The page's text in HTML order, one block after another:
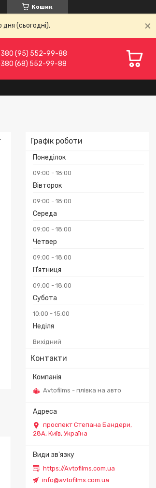
Кошик
(сьогодні).
(95) 552-99-88
(68) 552-99-88
Графік роботи
Понеділок
09:00 18:00
Вівторок
09:00 18:00
Середа
09:00 18:00
Четвер
09:00 18:00
Пʼятниця
09:00 18:00
Субота
10:00 15:00
Неділя
Вихідний
Контакти
Avtofilms - плівка на авто
проспект Степана Бандери,
28А, Київ, Україна
https://Avtofilms.com.ua
info@avtofilms.com.ua